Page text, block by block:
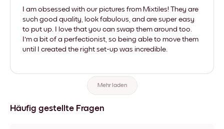
I am obsessed with our pictures from Mixtiles! They are
such good quality, look fabulous, and are super easy
to put up. I love that you can swap them around too.
I'm a bit of a perfectionist, so being able to move them
until I created the right set-up was incredible.
Mehr laden
Häufig gestellte Fragen